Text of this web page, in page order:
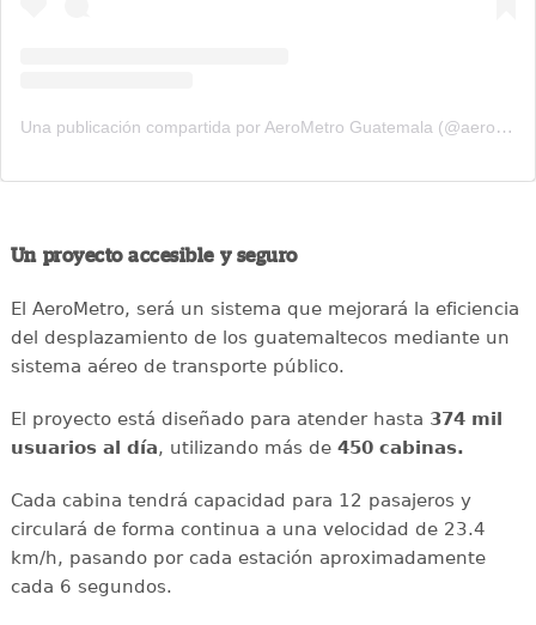
Una publicación compartida por AeroMetro Guatemala (@aerometrogt)
Un proyecto accesible y seguro
El AeroMetro, será un sistema que mejorará la eficiencia
del desplazamiento de los guatemaltecos mediante un
sistema aéreo de transporte público.
El proyecto está diseñado para atender hasta 374 mil
usuarios al día, utilizando más de 450 cabinas.
Cada cabina tendrá capacidad para 12 pasajeros y
circulará de forma continua a una velocidad de 23.4
km/h, pasando por cada estación aproximadamente
cada 6 segundos.